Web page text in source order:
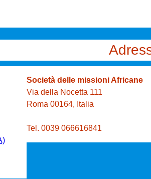
Società delle missioni Africane
Via della Nocetta 111
Roma 00164, Italia
Tel. 0039 066616841